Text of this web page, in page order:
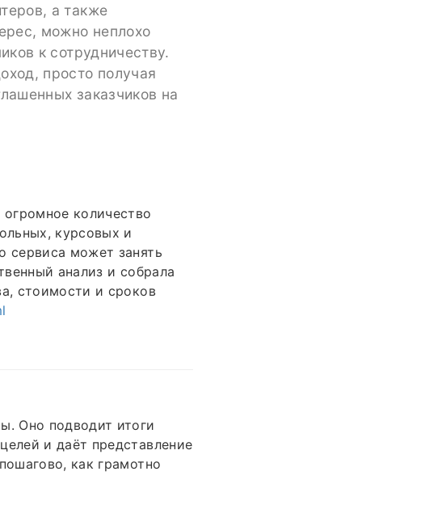
а также
можно неплохо
к сотрудничеству.
просто получая
заказчиков на
количество
курсовых и
сервиса может занять
анализ и собрала
стоимости и сроков
Оно подводит итоги
и даёт представление
как грамотно